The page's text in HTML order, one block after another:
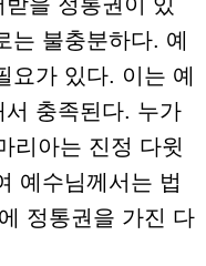
는 불충분하다. 예
요가 있다. 이는 예
충족된다. 누가
리아는 진정 다윗
예수님께서는 법
정통권을 가진 다